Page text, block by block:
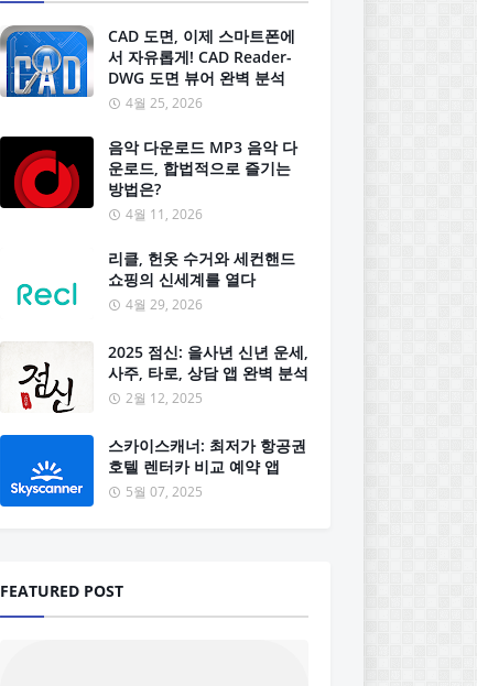
CAD 도면, 이제 스마트폰에
서 자유롭게! CAD Reader-
DWG 도면 뷰어 완벽 분석
4월 25, 2026
음악 다운로드 MP3 음악 다
운로드, 합법적으로 즐기는
방법은?
4월 11, 2026
리클, 헌옷 수거와 세컨핸드
쇼핑의 신세계를 열다
4월 29, 2026
2025 점신: 을사년 신년 운세,
사주, 타로, 상담 앱 완벽 분석
2월 12, 2025
스카이스캐너: 최저가 항공권
호텔 렌터카 비교 예약 앱
5월 07, 2025
FEATURED POST